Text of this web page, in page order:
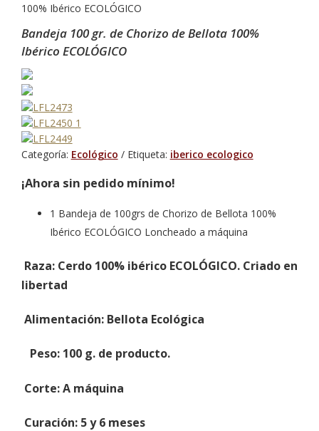
100% Ibérico ECOLÓGICO
Bandeja 100 gr. de Chorizo de Bellota 100%
Ibérico ECOLÓGICO
Categoría: Ecológico Etiqueta: iberico ecologico
¡Ahora sin pedido mínimo!
1 Bandeja de 100grs de Chorizo de Bellota 100%
Ibérico ECOLÓGICO Loncheado a máquina
Raza: Cerdo 100% ibérico ECOLÓGICO. Criado en
libertad
Alimentación: Bellota Ecológica
Peso: 100 g. de producto.
Corte: A máquina
Curación: 5 y 6 meses